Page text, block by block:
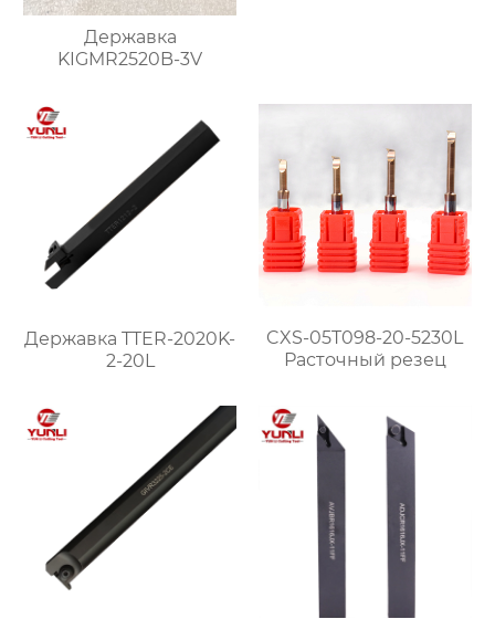
Державка
KIGMR2520B-3V
Державка TTER-2020K-
2-20L
CXS-05T098-20-5230L
Расточный резец